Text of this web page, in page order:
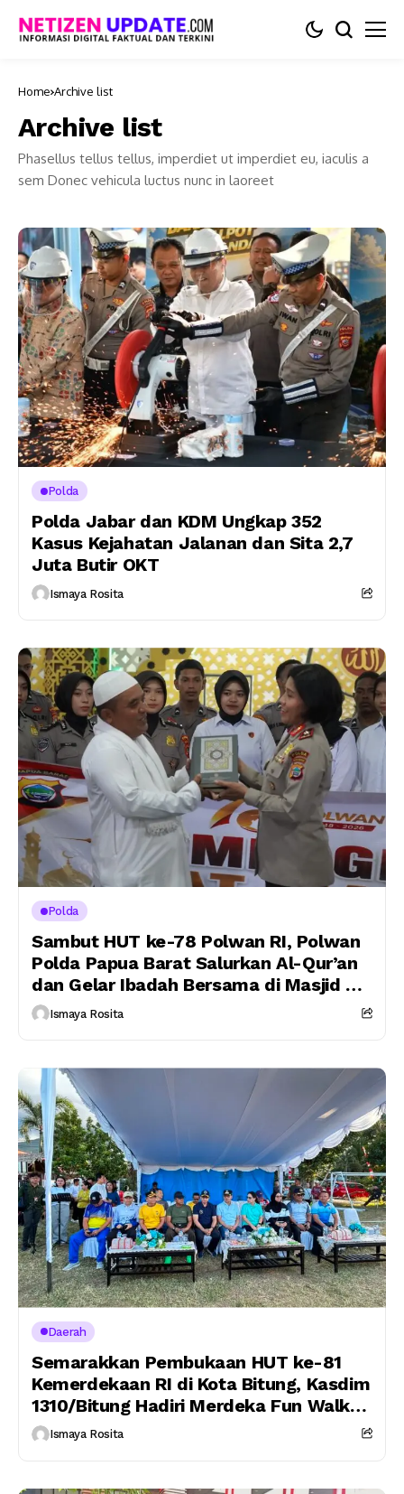
Home Archive list
Archive list
Phasellus tellus tellus, imperdiet ut imperdiet eu, iaculis a
sem Donec vehicula luctus nunc in laoreet
Polda
Polda Jabar dan KDM Ungkap 352
Kasus Kejahatan Jalanan dan Sita 2,7
Juta Butir OKT
Ismaya Rosita
Polda
Sambut HUT ke-78 Polwan RI, Polwan
Polda Papua Barat Salurkan Al-Qur’an
dan Gelar Ibadah Bersama di Masjid Al-
Muhajirin
Ismaya Rosita
Daerah
Semarakkan Pembukaan HUT ke-81
Kemerdekaan RI di Kota Bitung, Kasdim
1310/Bitung Hadiri Merdeka Fun Walk
Wujud Sinergitas TNI bersama
Ismaya Rosita